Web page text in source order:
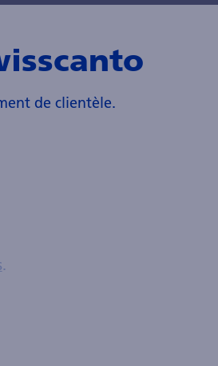
de clientèle.
.